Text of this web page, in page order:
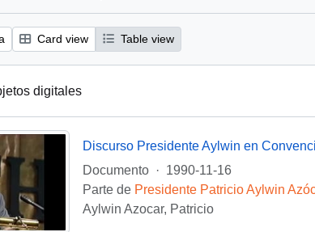
Card view Table view
digitales
Discurso Presidente Aylwin en
Documento
· 1990-11-16
Parte de Presidente Patricio Aylwin
Aylwin Azocar, Patricio